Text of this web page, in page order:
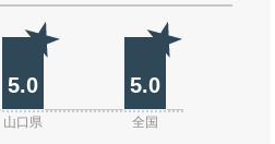
5.0 5.0
山口県 全国